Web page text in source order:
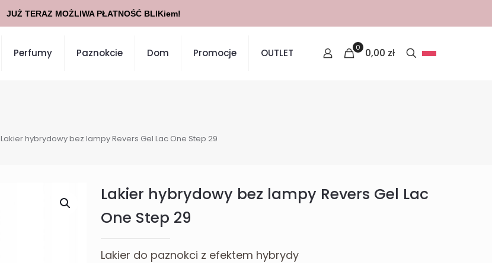
Perfumy Paznokcie Dom Promocje OUTLET 0 0,00 zł
Lakier hybrydowy bez lampy Revers Gel Lac One Step 29
Lakier hybrydowy bez lampy Revers Gel Lac
One Step 29
Lakier do paznokci z efektem hybrydy
JUŻ TERAZ MOŻLIWA PŁATNOŚĆ BLIKiem!